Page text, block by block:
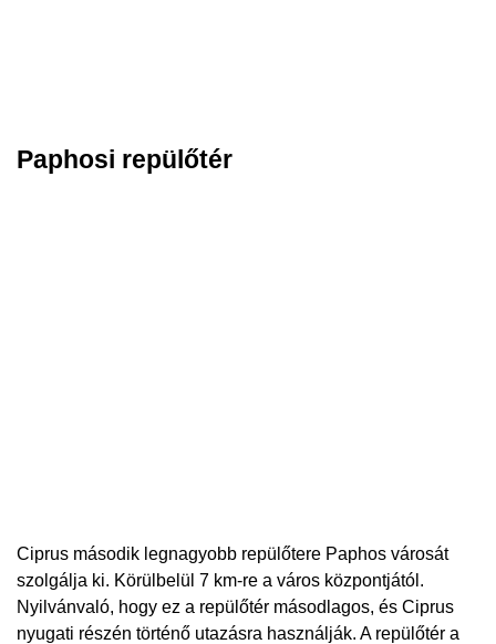
Paphosi repülőtér
Ciprus második legnagyobb repülőtere Paphos városát
szolgálja ki. Körülbelül 7 km-re a város központjától.
Nyilvánvaló, hogy ez a repülőtér másodlagos, és Ciprus
nyugati részén történő utazásra használják. A repülőtér a